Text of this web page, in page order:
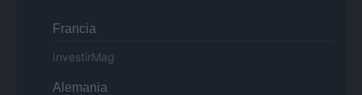
Francia
InvestirMag
Alemania